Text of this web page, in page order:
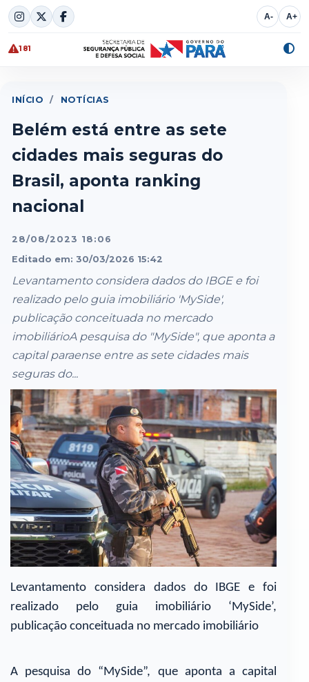
Skip
to
content
A- A+
181
INÍCIO / NOTÍCIAS
Belém está entre as sete
cidades mais seguras do
Brasil, aponta ranking
nacional
28/08/2023 18:06
Editado em: 30/03/2026 15:42
Levantamento considera dados do IBGE e foi
realizado pelo guia imobiliário 'MySide',
publicação conceituada no mercado
imobiliárioA pesquisa do "MySide", que aponta a
capital paraense entre as sete cidades mais
seguras do...
Levantamento considera dados do IBGE e foi
realizado pelo guia imobiliário ‘MySide’,
publicação conceituada no mercado imobiliário
A pesquisa do “MySide”, que aponta a capital